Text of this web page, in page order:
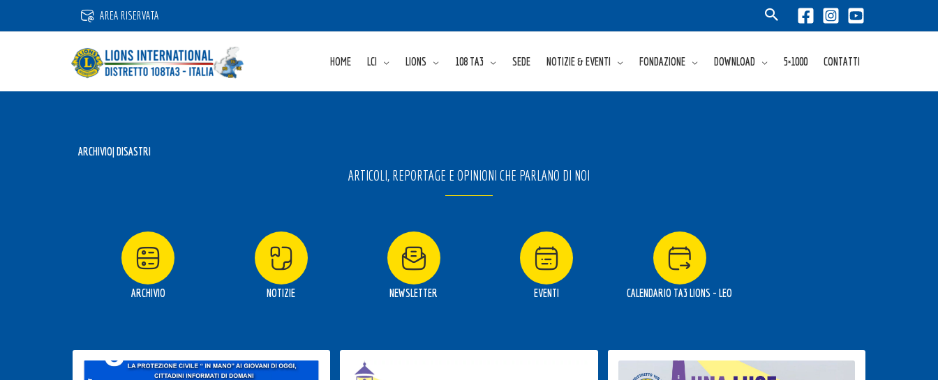
AREA RISERVATA
HOME LCI LIONS 108 TA3 SEDE NOTIZIE & EVENTI FONDAZIONE DOWNLOAD 5×1000 CONTATTI
ARCHIVIO| DISASTRI
ARTICOLI, REPORTAGE E OPINIONI CHE PARLANO DI NOI
ARCHIVIO NOTIZIE NEWSLETTER EVENTI CALENDARIO TA3 LIONS - LEO